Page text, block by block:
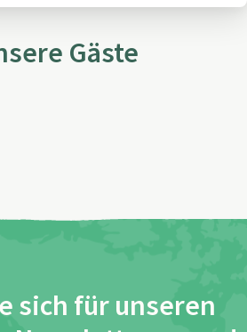
Gäste
sich für unseren